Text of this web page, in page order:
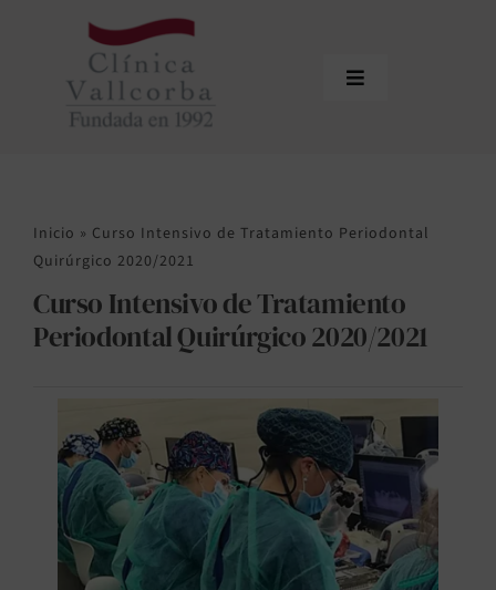
contenido
Toggle
Equipo
Tratamientos
Actualidad
Contacto
Área de profesionales
BUSCAR:
Inicio » Curso Intensivo de Tratamiento Periodontal
Quirúrgico 2020/2021
Curso Intensivo de Tratamiento
Periodontal Quirúrgico 2020/2021